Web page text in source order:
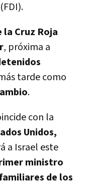
Cruz Roja
, próxima a
tarde como
.
con la
Unidos,
a Israel este
ministro
de los